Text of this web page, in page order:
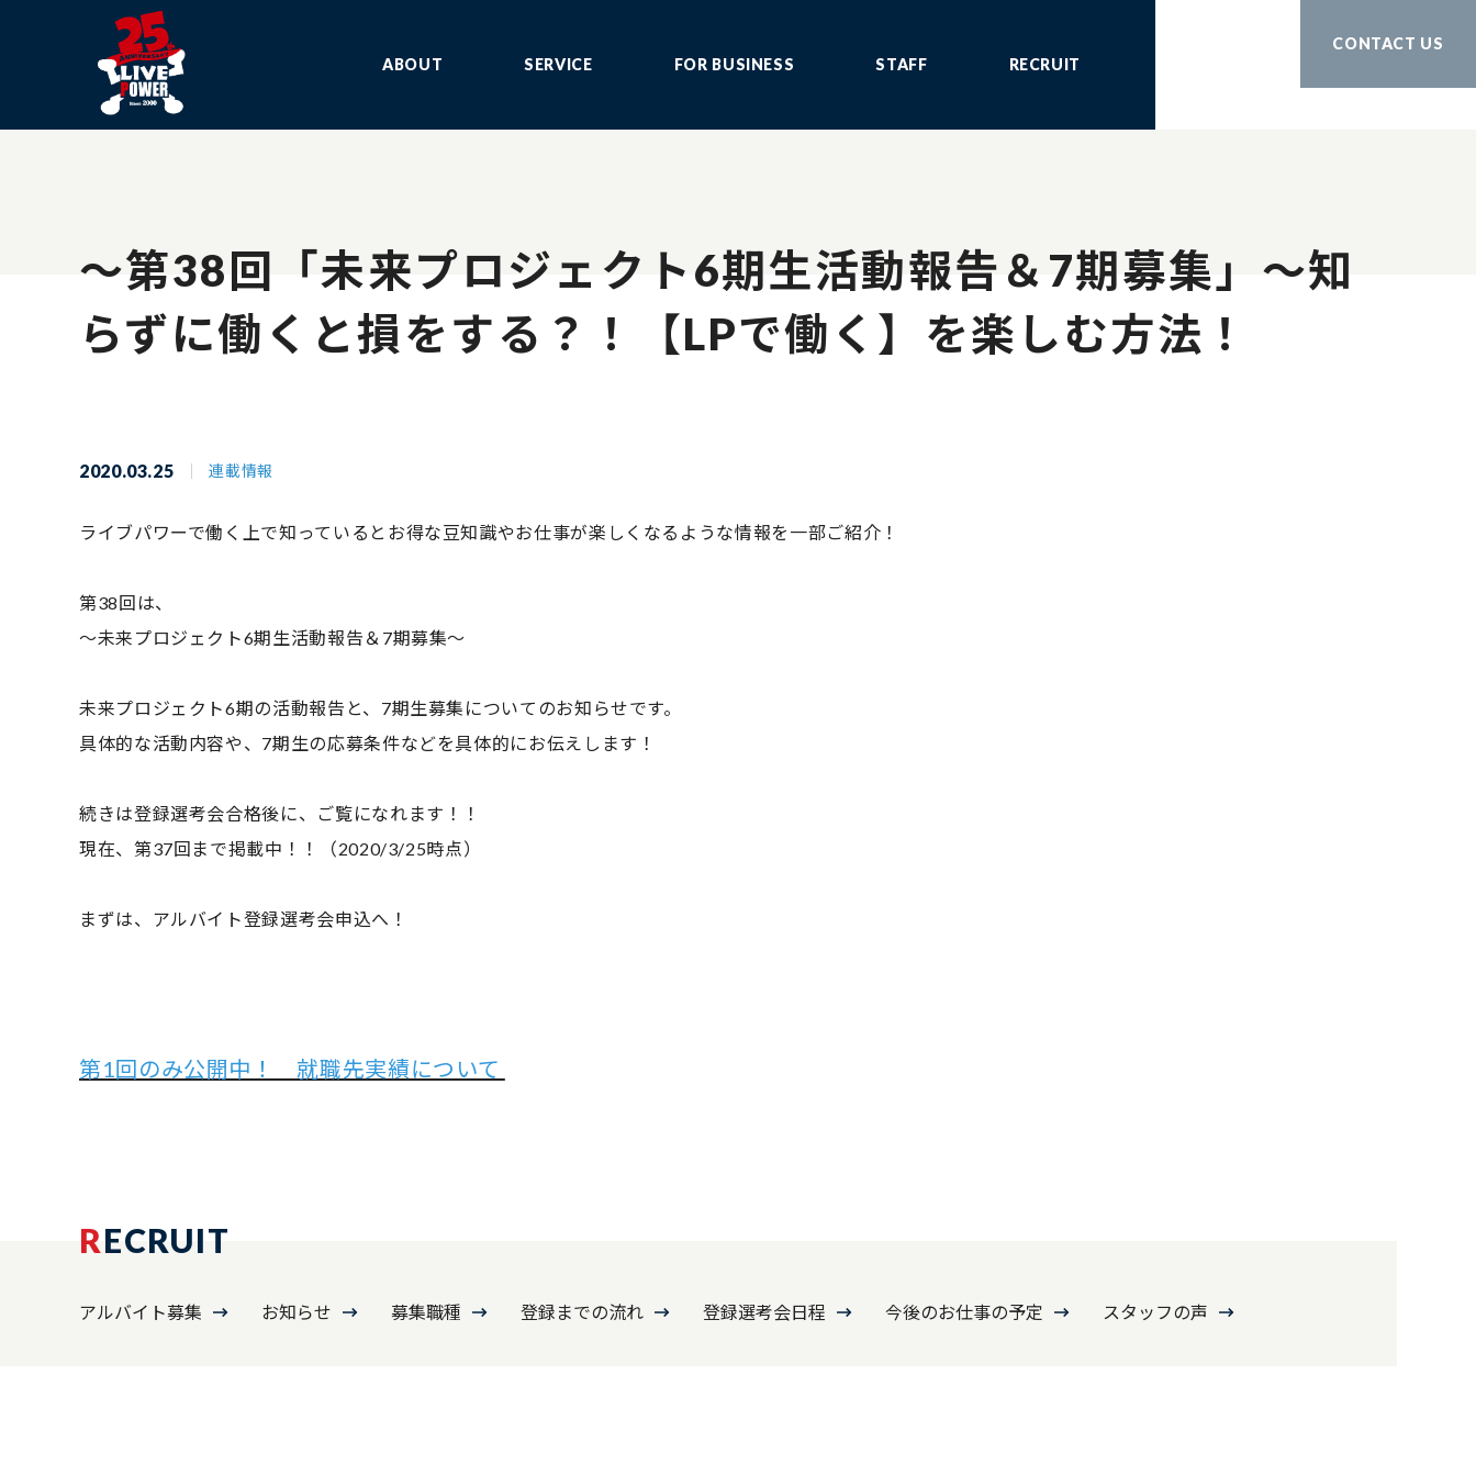
ABOUT SERVICE FOR BUSINESS STAFF RECRUIT
CONTACT US
～第38回「未来プロジェクト6期生活動報告＆7期募集」～知
らずに働くと損をする？！【LPで働く】を楽しむ方法！
2020.03.25 連載情報
ライブパワーで働く上で知っているとお得な豆知識やお仕事が楽しくなるような情報を一部ご紹介！
第38回は、
～未来プロジェクト6期生活動報告＆7期募集～
未来プロジェクト6期の活動報告と、7期生募集についてのお知らせです。
具体的な活動内容や、7期生の応募条件などを具体的にお伝えします！
続きは登録選考会合格後に、ご覧になれます！！
現在、第37回まで掲載中！！（2020/3/25時点）
まずは、アルバイト登録選考会申込へ！
第1回のみ公開中！ 就職先実績について
RECRUIT
アルバイト募集 お知らせ 募集職種 登録までの流れ 登録選考会日程 今後のお仕事の予定 スタッフの声